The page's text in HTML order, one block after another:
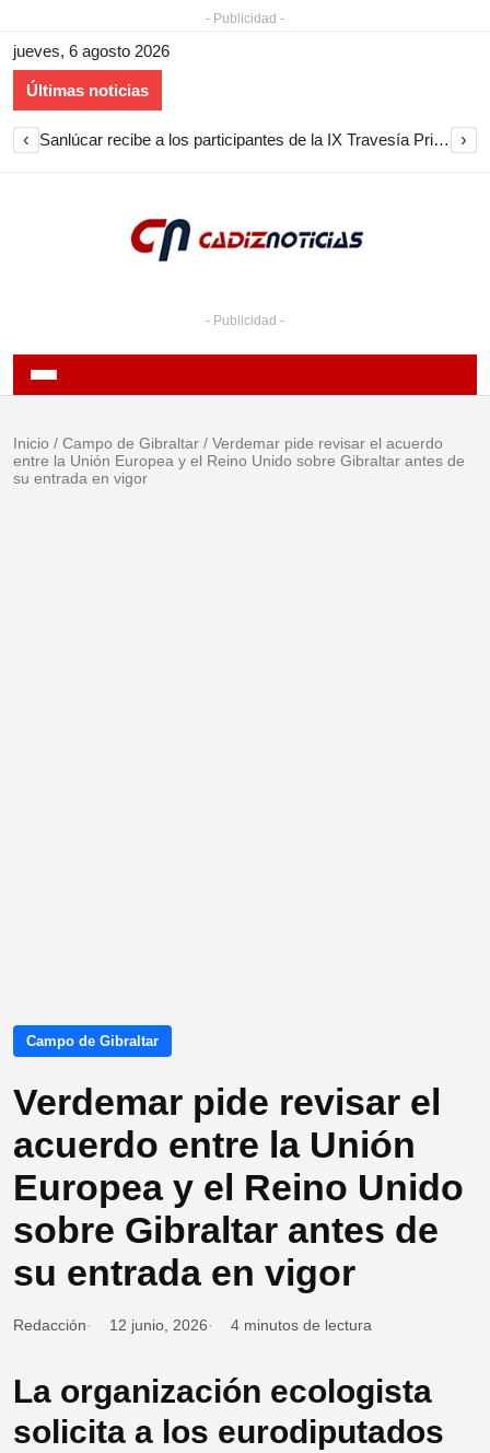
- Publicidad -
jueves, 6 agosto 2026
Últimas noticias
‹ Sanlúcar recibe a los participantes de la IX Travesía Primera Circunnavegación a Vela ›
- Publicidad -
Inicio / Campo de Gibraltar / Verdemar pide revisar el acuerdo
entre la Unión Europea y el Reino Unido sobre Gibraltar antes de
su entrada en vigor
Campo de Gibraltar
Verdemar pide revisar el
acuerdo entre la Unión
Europea y el Reino Unido
sobre Gibraltar antes de
su entrada en vigor
Redacción 12 junio, 2026 4 minutos de lectura
La organización ecologista
solicita a los eurodiputados